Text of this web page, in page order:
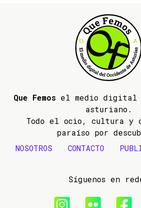
Que Femos el medio digital
asturiano.
Todo el ocio, cultura y
paraíso por
NOSOTROS
CONTACTO
Síguenos en